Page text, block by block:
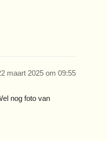
maart 2025 om 09:55
nog foto van